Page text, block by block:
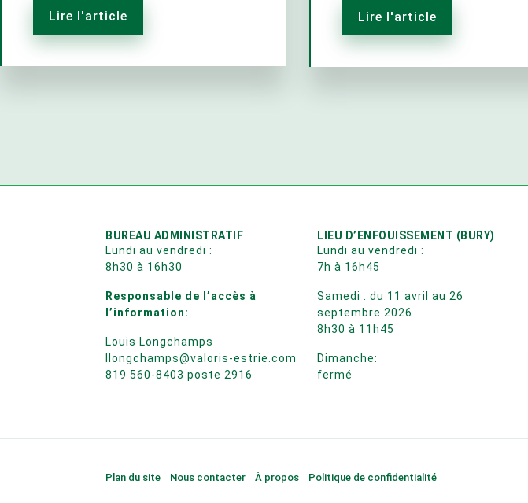
Lire l'article Lire l'article
BUREAU ADMINISTRATIF
Lundi au vendredi :
8h30 à 16h30
Responsable de l’accès à
l’information:
Louis Longchamps
llongchamps@valoris-estrie.com
819 560-8403 poste 2916
LIEU D’ENFOUISSEMENT (BURY)
Lundi au vendredi :
7h à 16h45
Samedi : du 11 avril au 26
septembre 2026
8h30 à 11h45
Dimanche:
fermé
Plan du site Nous contacter À propos Politique de confidentialité